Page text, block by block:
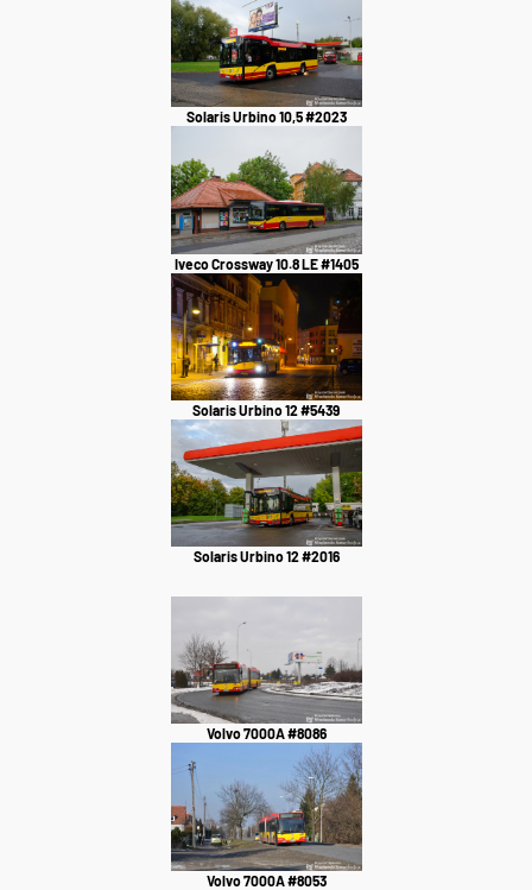
Solaris Urbino 10,5 #2023
Iveco Crossway 10.8 LE #1405
Solaris Urbino 12 #5439
Solaris Urbino 12 #2016
Volvo 7000A #8086
Volvo 7000A #8053